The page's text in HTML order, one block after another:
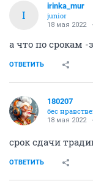
I
irinka_mur
junior
18 мая 2022
а что по срокам -
ОТВЕТИТЬ
180207
бес
18 мая 2022
срок сдачи
ОТВЕТИТЬ